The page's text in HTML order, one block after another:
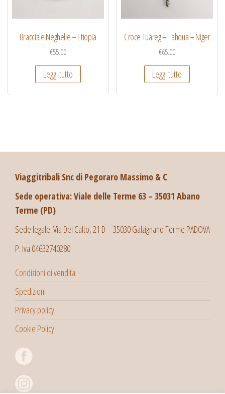
Bracciale Neghelle – Etiopia
€55.00
Leggi tutto
Croce Tuareg – Tahoua – Niger
€65.00
Leggi tutto
Viaggitribali Snc di Pegoraro Massimo & C
Sede operativa: Viale delle Terme 63 – 35031 Abano
Terme (PD)
Sede legale: Via Del Calto, 21 D – 35030 Galzignano Terme PADOVA
P. Iva 04632740280
Condizioni di vendita
Spedizioni
Privacy policy
Cookie Policy